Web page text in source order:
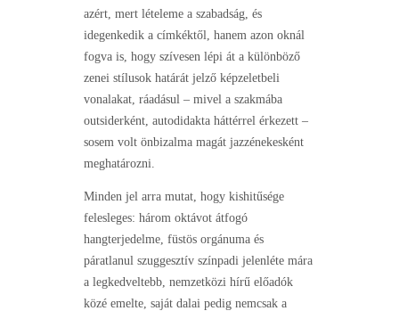
azért, mert lételeme a szabadság, és
idegenkedik a címkéktől, hanem azon oknál
fogva is, hogy szívesen lépi át a különböző
zenei stílusok határát jelző képzeletbeli
vonalakat, ráadásul – mivel a szakmába
outsiderként, autodidakta háttérrel érkezett –
sosem volt önbizalma magát jazzénekesként
meghatározni.
Minden jel arra mutat, hogy kishitűsége
felesleges: három oktávot átfogó
hangterjedelme, füstös orgánuma és
páratlanul szuggesztív színpadi jelenléte mára
a legkedveltebb, nemzetközi hírű előadók
közé emelte, saját dalai pedig nemcsak a